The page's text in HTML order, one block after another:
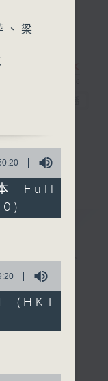
、梁
Full
(HKT